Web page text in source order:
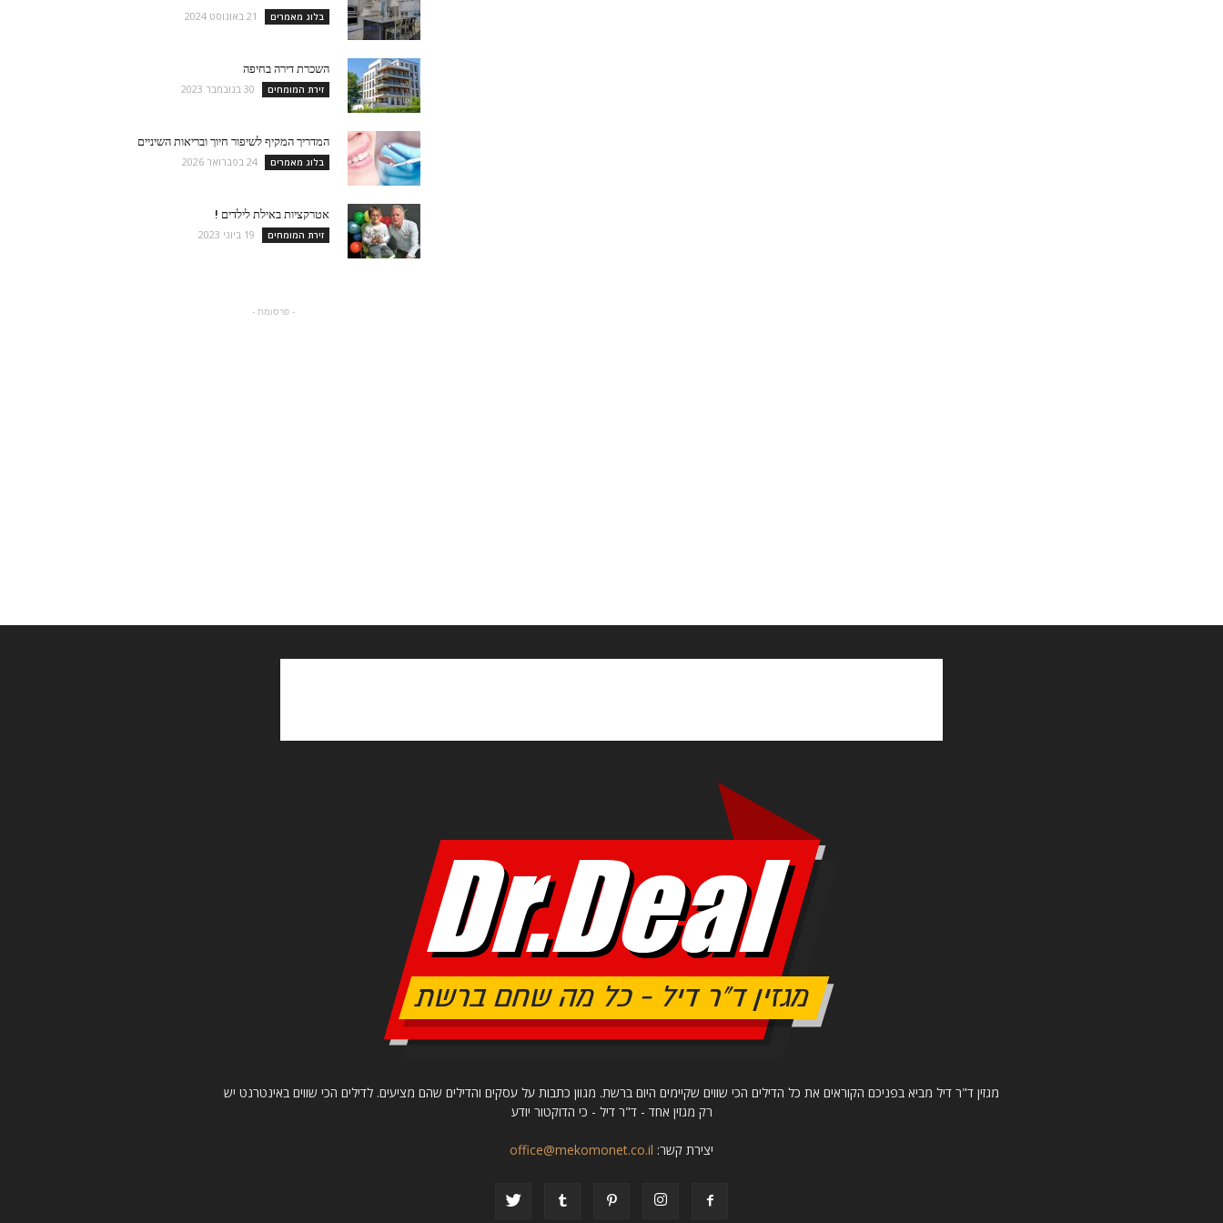
בלוג מאמרים 21 באוגוסט 2024
השכרת דירה בחיפה
זירת המומחים 30 בנובמבר 2023
המדריך המקיף לשיפור חיוך ובריאות השיניים
בלוג מאמרים 24 בפברואר 2026
אטרקציות באילת לילדים !
זירת המומחים 19 ביוני 2023
- פרסומת -
מגזין ד"ר דיל מביא בפניכם הקוראים את כל הדילים הכי שווים שקיימים היום ברשת. מגוון כתבות על עסקים והדילים שהם מציעים. לדילים הכי שווים באינטרנט יש
רק מגזין אחד - ד"ר דיל - כי הדוקטור יודע
יצירת קשר: office@mekomonet.co.il